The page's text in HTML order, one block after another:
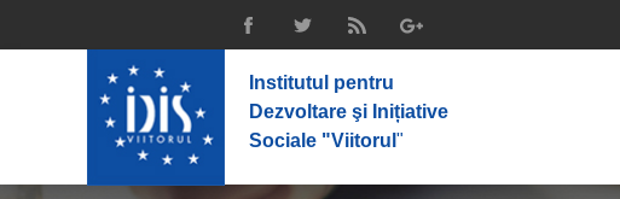
Institutul pentru
Dezvoltare şi Inițiative
Sociale "Viitorul "